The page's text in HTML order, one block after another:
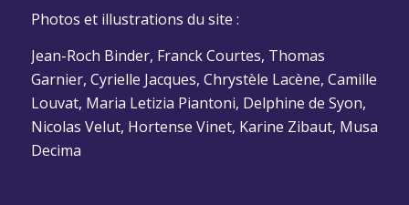
Photos et illustrations du site :
Jean-Roch Binder, Franck Courtes, Thomas
Garnier, Cyrielle Jacques, Chrystèle Lacène, Camille
Louvat, Maria Letizia Piantoni, Delphine de Syon,
Nicolas Velut, Hortense Vinet, Karine Zibaut, Musa
Decima